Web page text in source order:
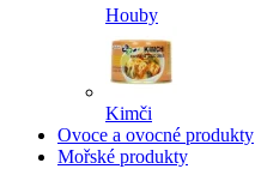
Houby
Kimči
Ovoce a ovocné produkty
Mořské produkty